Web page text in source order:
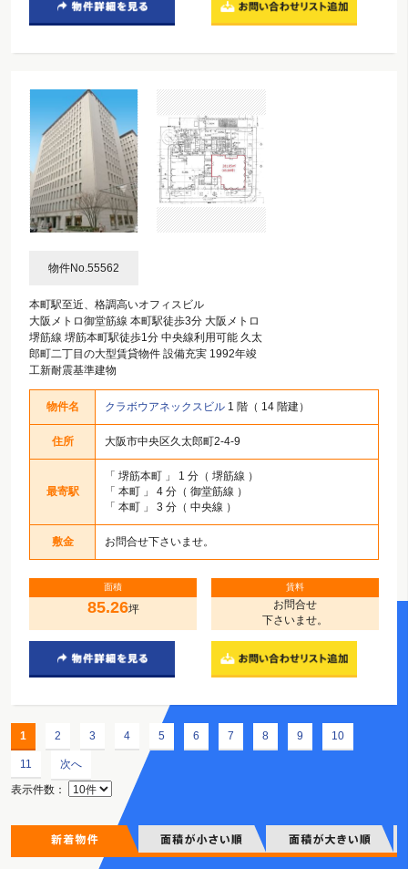
物件No.55562
本町駅至近、格調高いオフィスビル
大阪メトロ御堂筋線 本町駅徒歩3分 大阪メトロ
堺筋線 堺筋本町駅徒歩1分 中央線利用可能 久太
郎町二丁目の大型賃貸物件 設備充実 1992年竣
工新耐震基準建物
物件名 クラボウアネックスビル 1 階（ 14 階建）
住所 大阪市中央区久太郎町2-4-9
最寄駅
「 堺筋本町 」 1 分（ 堺筋線 ）
「 本町 」 4 分（ 御堂筋線 ）
「 本町 」 3 分（ 中央線 ）
敷金 お問合せ下さいませ。
面積
85.26坪
賃料
お問合せ
下さいませ。
1 2 3 4 5 6 7 8 9 10
11
次へ
表示件数：